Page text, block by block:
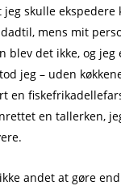
jeg skulle ekspedere
mens mit
blev det ikke, og
jeg – uden
en
en tallerken,
andet at gøre